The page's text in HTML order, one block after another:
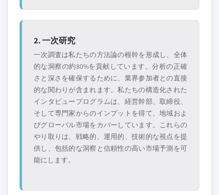
2. 一次研究
一次調査は私たちの方法論の根幹を形成し、全体
的な洞察の約80%を貢献しています。分析の正確
さと深さを確保するために、業界参加者との直接
的な関わりが含まれます。私たちの構造化された
インタビュープログラムは、経営幹部、取締役、
そして専門家からのインプットを得て、地域およ
びグローバル市場をカバーしています。これらの
やり取りは、戦略的、運用的、技術的な視点を提
供し、包括的な洞察と信頼性の高い市場予測を可
能にします。